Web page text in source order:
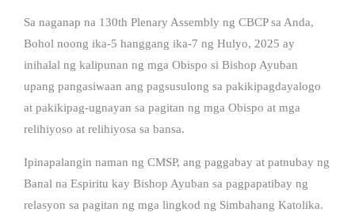
Sa naganap na 130th Plenary Assembly ng CBCP sa Anda,
Bohol noong ika-5 hanggang ika-7 ng Hulyo, 2025 ay
inihalal ng kalipunan ng mga Obispo si Bishop Ayuban
upang pangasiwaan ang pagsusulong sa pakikipagdayalogo
at pakikipag-ugnayan sa pagitan ng mga Obispo at mga
relihiyoso at relihiyosa sa bansa.
Ipinapalangin naman ng CMSP, ang paggabay at patnubay ng
Banal na Espiritu kay Bishop Ayuban sa pagpapatibay ng
relasyon sa pagitan ng mga lingkod ng Simbahang Katolika.